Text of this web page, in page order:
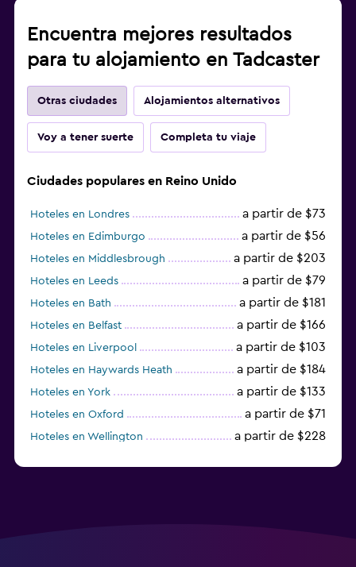
Encuentra mejores resultados
para tu alojamiento en Tadcaster
Otras ciudades Alojamientos alternativos
Voy a tener suerte Completa tu viaje
Ciudades populares en Reino Unido
Hoteles en Londres a partir de $73
Hoteles en Edimburgo a partir de $56
Hoteles en Middlesbrough a partir de $203
Hoteles en Leeds a partir de $79
Hoteles en Bath a partir de $181
Hoteles en Belfast a partir de $166
Hoteles en Liverpool a partir de $103
Hoteles en Haywards Heath a partir de $184
Hoteles en York a partir de $133
Hoteles en Oxford a partir de $71
Hoteles en Wellington a partir de $228